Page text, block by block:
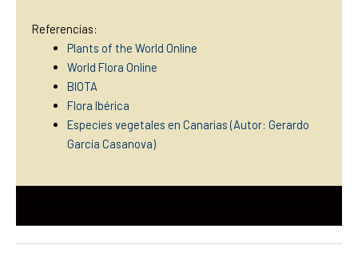
Referencias:
Plants of the World Online
World Flora Online
BIOTA
Flora Ibérica
Especies vegetales en Canarias (Autor: Gerardo
García Casanova)